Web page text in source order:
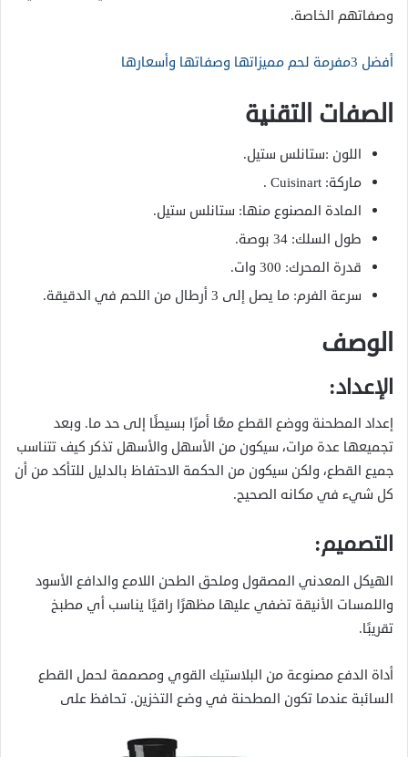
وصفاتهم الخاصة.
أفضل 3مفرمة لحم مميزاتها وصفاتها وأسعارها
الصفات التقنية
اللون :ستانلس ستيل.
ماركة: Cuisinart .
المادة المصنوع منها: ستانلس ستيل.
طول السلك: 34 بوصة.
قدرة المحرك: 300 وات.
سرعة الفرم: ما يصل إلى 3 أرطال من اللحم في الدقيقة.
الوصف
الإعداد:
إعداد المطحنة ووضع القطع معًا أمرًا بسيطًا إلى حد ما. وبعد
تجميعها عدة مرات، سيكون من الأسهل والأسهل تذكر كيف تتناسب
جميع القطع، ولكن سيكون من الحكمة الاحتفاظ بالدليل للتأكد من أن
كل شيء في مكانه الصحيح.
التصميم:
الهيكل المعدني المصقول وملحق الطحن اللامع والدافع الأسود
واللمسات الأنيقة تضفي عليها مظهرًا راقيًا يناسب أي مطبخ
تقريبًا.
أداة الدفع مصنوعة من البلاستيك القوي ومصممة لحمل القطع
السائبة عندما تكون المطحنة في وضع التخزين. تحافظ على